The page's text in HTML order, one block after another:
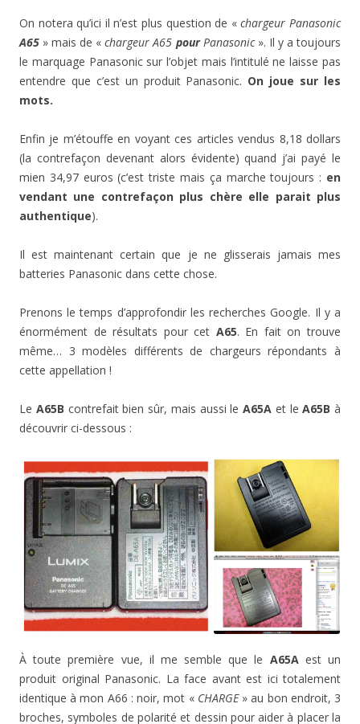
On notera qu’ici il n’est plus question de «chargeur Panasonic
A65 » mais de «chargeur A65 pourPanasonic». Il y a toujours
le marquage Panasonic sur l’objet mais l’intitulé ne laisse pas
entendre que c’est un produit Panasonic. On joue sur les
mots.
Enfin je m’étouffe en voyant ces articles vendus 8,18 dollars
(la contrefaçon devenant alors évidente) quand j’ai payé le
mien 34,97 euros (c’est triste mais ça marche toujours : en
vendant une contrefaçon plus chère elle parait plus
authentique).
Il est maintenant certain que je ne glisserais jamais mes
batteries Panasonic dans cette chose.
Prenons le temps d’approfondir les recherches Google. Il y a
énormément de résultats pour cet A65. En fait on trouve
même… 3 modèles différents de chargeurs répondants à
cette appellation !
Le A65B contrefait bien sûr, mais aussi le A65A et leA65B à
découvrir ci-dessous :
À toute première vue, il me semble que le A65Aest un
produit original Panasonic. La face avant est ici totalement
identique à mon A66 : noir, mot « CHARGE» au bon endroit, 3
broches, symboles de polarité et dessin pour aider à placer la